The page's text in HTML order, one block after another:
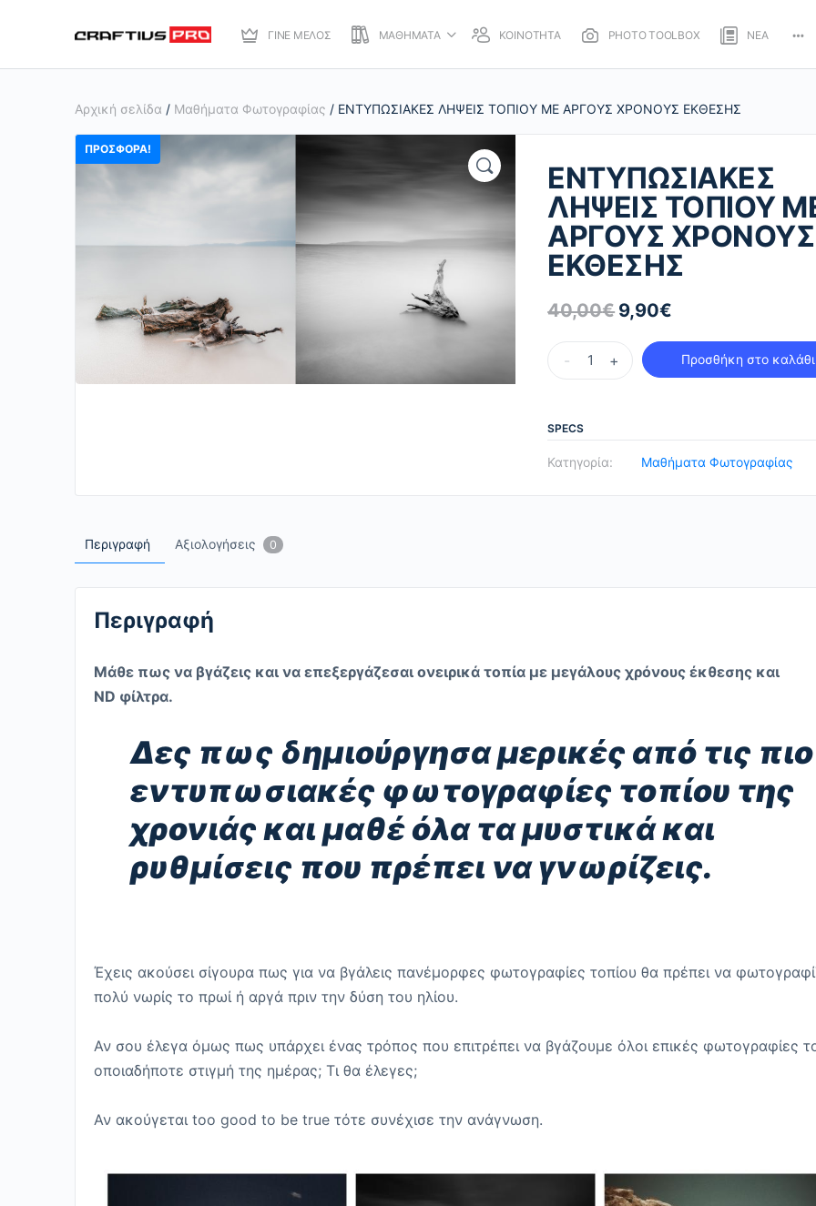
ΓΙΝΕ ΜΕΛΟΣ ΜΑΘΗΜΑΤΑ ΚΟΙΝΟΤΗΤΑ PHOTO TOOLBOX ΝΕΑ
Αρχική σελίδα / Μαθήματα Φωτογραφίας / ΕΝΤΥΠΩΣΙΑΚΕΣ ΛΗΨΕΙΣ ΤΟΠΙΟΥ ΜΕ ΑΡΓΟΥΣ ΧΡΟΝΟΥΣ ΕΚΘΕΣΗΣ
ΠΡΟΣΦΟΡΆ!
ΕΝΤΥΠΩΣΙΑΚΕΣ
ΛΗΨΕΙΣ ΤΟΠΙΟΥ
ΑΡΓΟΥΣ ΧΡΟΝΟΥΣ
ΕΚΘΕΣΗΣ
40,00€ Original
was:
40,00€.
9,90€
τιμή
είναι:
ΕΝΤΥΠΩΣΙΑΚΕΣ
ΛΗΨΕΙΣ
ΜΕ
ΧΡΟΝΟΥΣ
ΕΚΘΕΣΗΣ
- + Προσθήκη στο καλάθι
SPECS
Κατηγορία: Μαθήματα Φωτογραφίας
Περιγραφή Αξιολογήσεις 0
Περιγραφή
Μάθε πως να βγάζεις και να επεξεργάζεσαι ονειρικά τοπία με μεγάλους χρόνους έκθεσης και
ND φίλτρα.
Δες πως δημιούργησα μερικές από τις πιο
εντυπωσιακές φωτογραφίες τοπίου της
χρονιάς και μαθέ όλα τα μυστικά και
ρυθμίσεις που πρέπει να γνωρίζεις.
Έχεις ακούσει σίγουρα πως για να βγάλεις πανέμορφες φωτογραφίες τοπίου θα πρέπει να
πολύ νωρίς το πρωί ή αργά πριν την δύση του ηλίου.
Αν σου έλεγα όμως πως υπάρχει ένας τρόπος που επιτρέπει να βγάζουμε όλοι επικές φωτογραφίες
οποιαδήποτε στιγμή της ημέρας; Τι θα έλεγες;
Αν ακούγεται too good to be true τότε συνέχισε την ανάγνωση.